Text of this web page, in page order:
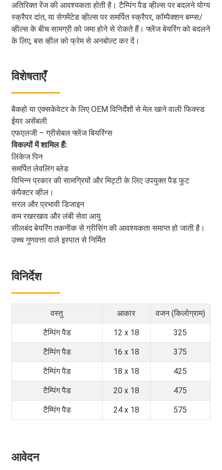
अतिरिक्त रेंज की आवश्यकता होती है। टैम्पिंग पैड व्हील्स पर बदलने योग्य
स्क्रैपर दांत, या सेगमेंटेड व्हील्स पर समर्पित स्क्रैपर, कॉम्पैक्शन बम्प्स/
व्हील्स के बीच सामग्री को जमा होने से रोकते हैं। फ्लेंज बेयरिंग को बदलने
के लिए, बस व्हील को फ्रेम से अनबोल्ट कर दें।
विशेषताएँ
बैकहो या एक्सकेवेटर के लिए OEM विनिर्देशों से मेल खाने वाली फिक्स्ड
ईयर असेंबली
एफएलजी – ग्रीसेबल फ्लेंज बियरिंग्स
विकल्पों में शामिल हैं:
लिंकेज पिन
समर्पित लेवलिंग ब्लेड
विभिन्न प्रकार की सामग्रियों और मिट्टी के लिए उपयुक्त पैड फुट
कंपैक्टर व्हील।
सरल और प्रभावी डिजाइन
कम रखरखाव और लंबी सेवा आयु
सीलबंद बेयरिंग तकनीक से ग्रीसिंग की आवश्यकता समाप्त हो जाती है।
उच्च गुणवत्ता वाले इस्पात से निर्मित
विनिर्देश
वस्तु आकार वजन (किलोग्राम)
टैम्पिंग पैड 12 x 18 325
टैम्पिंग पैड 16 x 18 375
टैम्पिंग पैड 18 x 18 425
टैम्पिंग पैड 20 x 18 475
टैम्पिंग पैड 24 x 18 575
आवेदन